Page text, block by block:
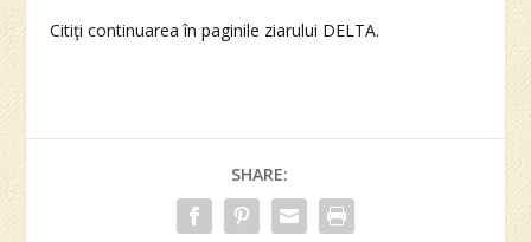
Citiţi continuarea în paginile ziarului DELTA.
SHARE: